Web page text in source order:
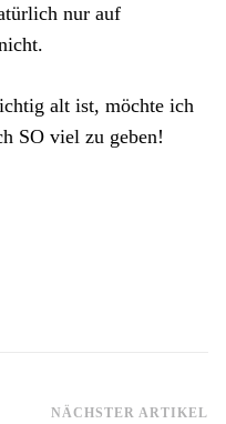
nur auf
alt ist, möchte ich
SO viel zu geben!
NÄCHSTER ARTIKEL